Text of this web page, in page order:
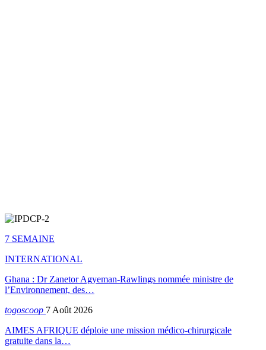
7 SEMAINE
INTERNATIONAL
Ghana : Dr Zanetor Agyeman-Rawlings nommée ministre de
l’Environnement, des…
togoscoop 7 Août 2026
AIMES AFRIQUE déploie une mission médico-chirurgicale
gratuite dans la…